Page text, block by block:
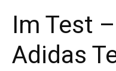
Im Test
Adidas